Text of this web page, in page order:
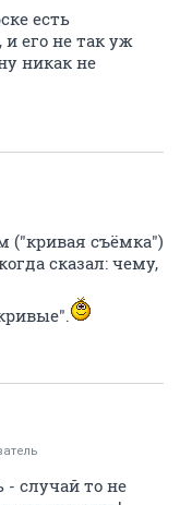
есть
его не так уж
никак не
("кривая съёмка")
сказал: чему,
случай то не